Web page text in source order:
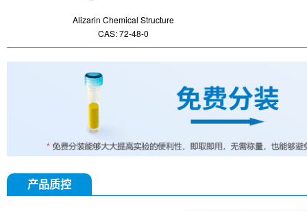
Alizarin Chemical Structure
CAS: 72-48-0
产品质控